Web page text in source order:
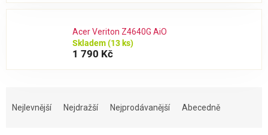
Acer Veriton Z4640G AiO
Skladem(13 ks)
1 790 Kč
Nejlevnější Nejdražší Nejprodávanější Abecedně